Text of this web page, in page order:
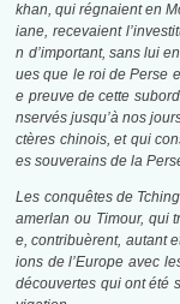
khan, qui régnaient en
iane, recevaient
n d’important, sans lui
ues que le roi de Perse
e preuve de cette
nservés jusqu’à nos
ctères chinois, et qui
es souverains de la
Les conquêtes de
amerlan ou Timour, qui
e, contribuèrent, autant
ions de l’Europe avec
découvertes qui ont été